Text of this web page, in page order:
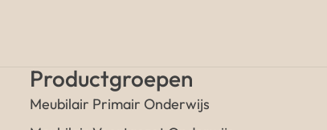
Productgroepen
Meubilair Primair Onderwijs